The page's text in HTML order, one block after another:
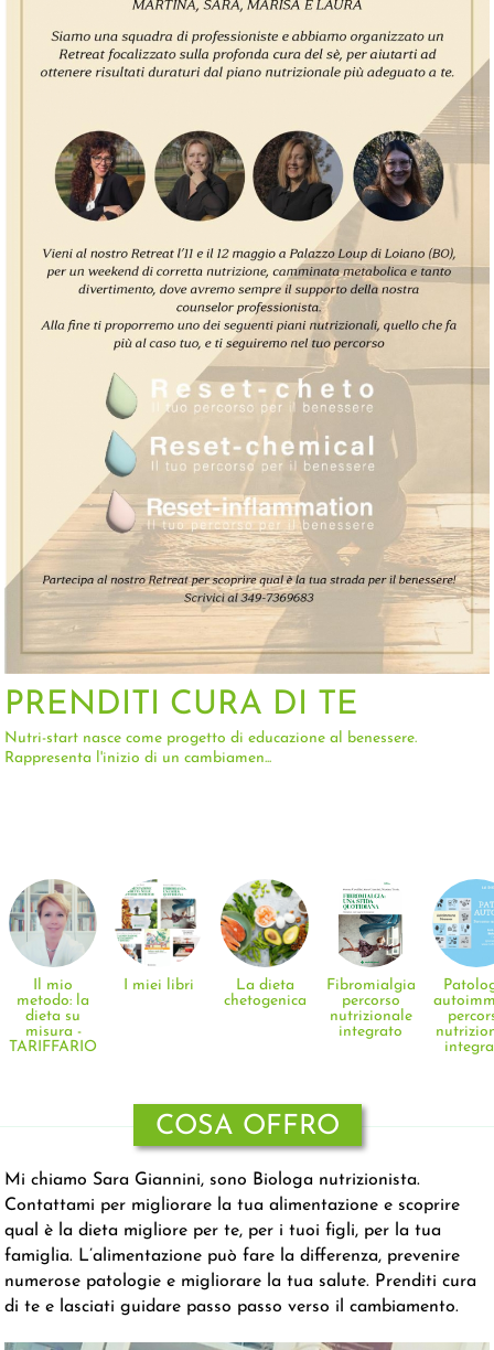
PRENDITI CURA DI TE
Nutri-start nasce come progetto di educazione al benessere.
Rappresenta l'inizio di un cambiamen...
Il mio
metodo: la
dieta su
misura -
TARIFFARIO
I miei libri
La dieta
chetogenica
Fibromialgia:
percorso
nutrizionale
integrato
COSA OFFRO
Mi chiamo Sara Giannini, sono Biologa nutrizionista.
Contattami per migliorare la tua alimentazione e scoprire
qual è la dieta migliore per te, per i tuoi figli, per la tua
famiglia. L’alimentazione può fare la differenza, prevenire
numerose patologie e migliorare la tua salute. Prenditi cura
di te e lasciati guidare passo passo verso il cambiamento.